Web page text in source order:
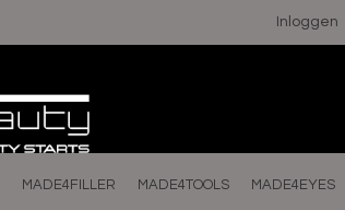
Inloggen
MADE4FILLER MADE4TOOLS MADE4EYES